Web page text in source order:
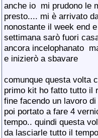
anche io mi prudono le
presto.... mi è arrivato
nonostante il week end
settimana sarò fuori
ancora incelophanato
e inizierò a sbavare
comunque questa volta
primo kit ho fatto tutto il
fine facendo un lavoro
poi portato a fare 4
tempo.. quindi questa
da lasciarle tutto il